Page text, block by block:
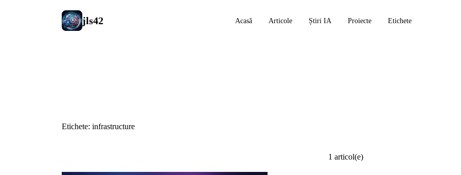
jls42 Acasă Articole Știri IA Proiecte Etichete
Etichete: infrastructure
1 articol(e)